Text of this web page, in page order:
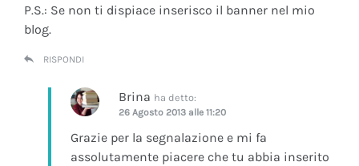
P.S.: Se non ti dispiace inserisco il banner nel mio
blog.
RISPONDI
Brina ha detto:
26 Agosto 2013 alle 11:20
Grazie per la segnalazione e mi fa
assolutamente piacere che tu abbia inserito